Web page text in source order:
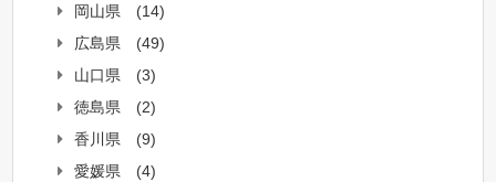
岡山県
(14)
広島県
(49)
山口県
(3)
徳島県
(2)
香川県
(9)
愛媛県
(4)